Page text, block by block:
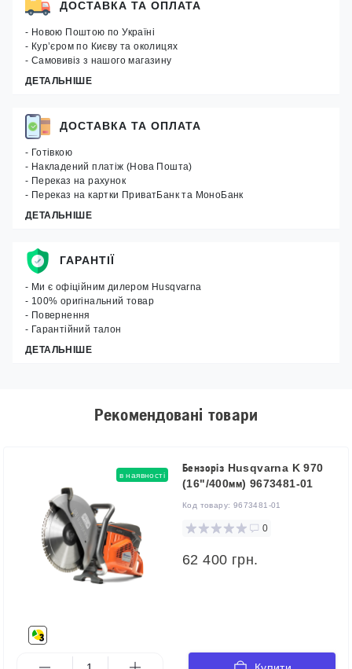
ДОСТАВКА ТА ОПЛАТА
- Новою Поштою по Україні
- Кур’єром по Києву та околицях
- Самовивіз з нашого магазину
ДЕТАЛЬНІШЕ
ДОСТАВКА ТА ОПЛАТА
- Готівкою
- Накладений платіж (Нова Пошта)
- Переказ на рахунок
- Переказ на картки ПриватБанк та МоноБанк
ДЕТАЛЬНІШЕ
ГАРАНТІЇ
- Ми є офіційним дилером Husqvarna
- 100% оригінальний товар
- Повернення
- Гарантійний талон
ДЕТАЛЬНІШЕ
Рекомендовані товари
в наявності
Бензоріз Husqvarna K 970
(16"/400мм) 9673481-01
Код товару: 9673481-01
0
62 400 грн.